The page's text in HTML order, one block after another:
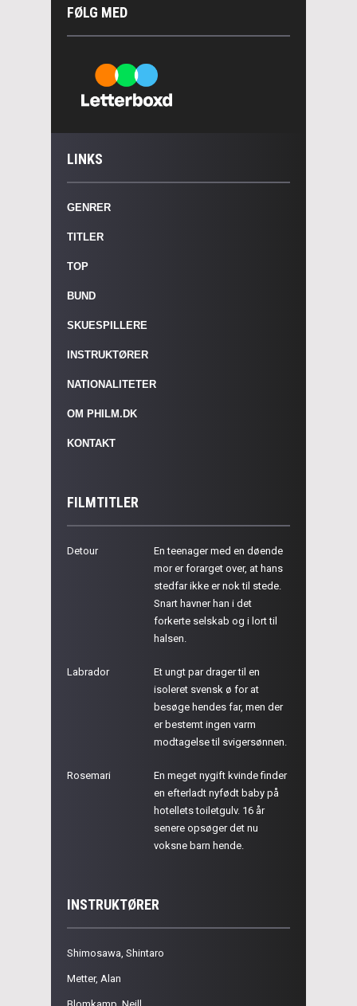
FØLG MED
LINKS
GENRER
TITLER
TOP
BUND
SKUESPILLERE
INSTRUKTØRER
NATIONALITETER
OM PHILM.DK
KONTAKT
FILMTITLER
Detour
En teenager med en døende
mor er forarget over, at hans
stedfar ikke er nok til stede.
Snart havner han i det
forkerte selskab og i lort til
halsen.
Labrador
Et ungt par drager til en
isoleret svensk ø for at
besøge hendes far, men der
er bestemt ingen varm
modtagelse til svigersønnen.
Rosemari
En meget nygift kvinde finder
en efterladt nyfødt baby på
hotellets toiletgulv. 16 år
senere opsøger det nu
voksne barn hende.
INSTRUKTØRER
Shimosawa, Shintaro
Metter, Alan